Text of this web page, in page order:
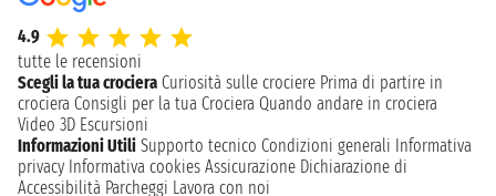
4.9
tutte le recensioni
Scegli la tua crociera Curiosità sulle crociere Prima di partire in
crociera Consigli per la tua Crociera Quando andare in crociera
Video 3D Escursioni
Informazioni Utili Supporto tecnico Condizioni generali Informativa
privacy Informativa cookies Assicurazione Dichiarazione di
Accessibilità Parcheggi Lavora con noi